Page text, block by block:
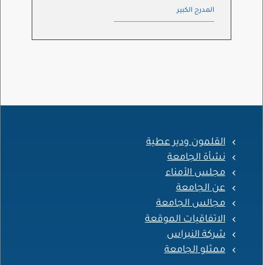
المدرج الكبير
القلمون ودير عطية
نشأة الجامعة
مجلس الأمناء
عن الجامعة
مجالس الجامعة
الاتفاقيات الموقعة
شركة النبراس
ممثلو الجامعة